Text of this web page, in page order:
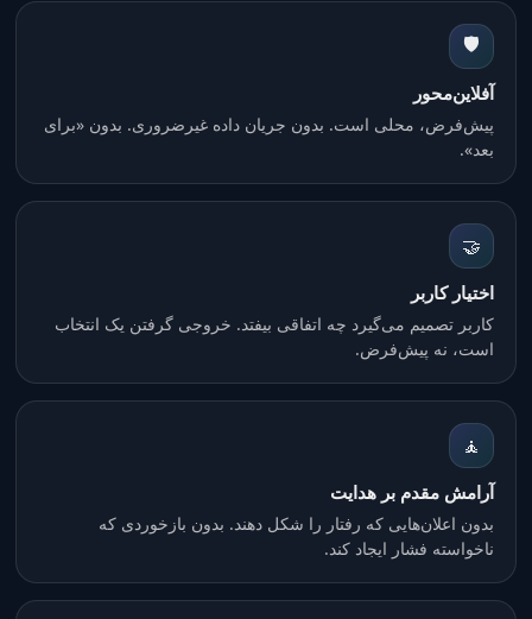
🛡️
آفلاین‌محور
پیش‌فرض، محلی است. بدون جریان داده غیرضروری. بدون «برای
بعد».
🤝
اختیار کاربر
کاربر تصمیم می‌گیرد چه اتفاقی بیفتد. خروجی گرفتن یک انتخاب
است، نه پیش‌فرض.
🧘
آرامش مقدم بر هدایت
بدون اعلان‌هایی که رفتار را شکل دهند. بدون بازخوردی که
ناخواسته فشار ایجاد کند.